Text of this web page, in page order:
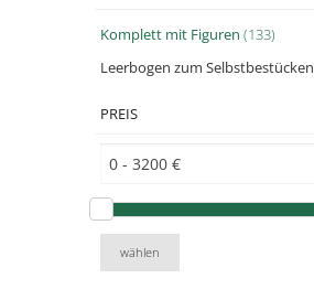
Komplett mit Figuren (133)
Leerbogen zum Selbstbestücken
PREIS
wählen